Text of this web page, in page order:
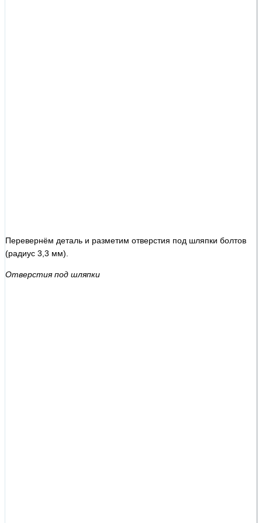
Перевернём деталь и разметим отверстия под шляпки болтов
(радиус 3,3 мм).
Отверстия под шляпки